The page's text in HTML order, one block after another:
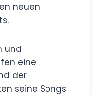
neuen
und
eine
der
seine Songs